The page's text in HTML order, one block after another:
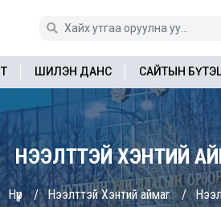
ШИЛЭН ДАНС САЙТЫН
НЭЭЛТТЭЙ ХЭНТИЙ
Нүүр Нээлттэй Хэнтий аймаг